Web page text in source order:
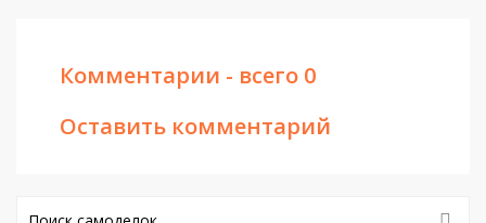
Комментарии - всего 0
Оставить комментарий